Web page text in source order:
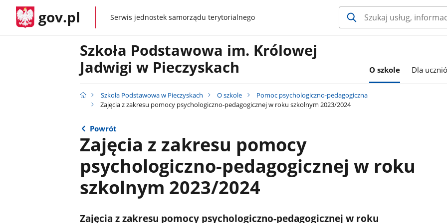
gov.pl gov.plSerwis jednostek samorządu terytorialnego
Szkoła Podstawowa im. Królowej
Jadwigi w Pieczyskach
O szkole Dla
Szkoła Podstawowa w Pieczyskach O szkole
Pomoc psychologiczno-pedagogiczna
Zajęcia z zakresu pomocy psychologiczno-pedagogicznej w roku szkolnym 2023/2024
Powrót
Zajęcia z zakresu pomocy
psychologiczno-pedagogicznej w roku
szkolnym 2023/2024
Zajęcia z zakresu pomocy psychologiczno-pedagogicznej w roku